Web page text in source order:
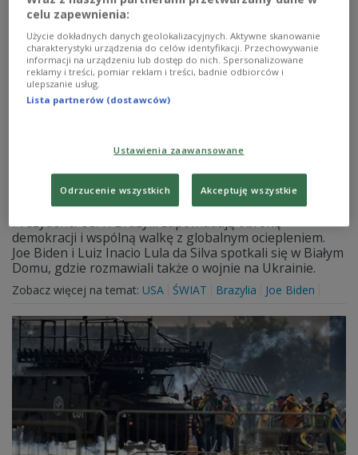
Prezydenci USA i Brazylii zapowiadają
spotkali się w Białym Domu
Prezydenci USA i Brazylii zapowiadają obronę
demokracji i wspólną walkę z globalnym ociepleniem.
Joe Biden i Luiz Inacio Lula da Silva spotkali się w Białym
Domu, gdzie rozmawiali także o wojnie na Ukrainie.
Zobacz więcej na temat: USA ŚWIAT Brazylia Joe Biden
celu zapewnienia:
Użycie dokładnych danych geolokalizacyjnych. Aktywne skanowanie
charakterystyki urządzenia do celów identyfikacji. Przechowywanie
informacji na urządzeniu lub dostęp do nich. Spersonalizowane
reklamy i treści, pomiar reklam i treści, badnie odbiorców i
ulepszanie usług.
Lista partnerów (dostawców)
Ustawienia zaawansowane
Odrzucenie wszystkich Akceptuję wszystkie